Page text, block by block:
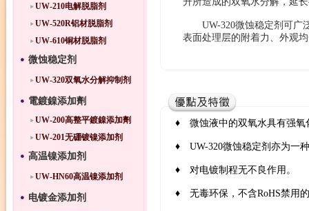
UW-210电解脱脂剂
UW-520R铝材脱脂剂
UW-610铜材脱脂剂
微蚀稳定剂
UW-320双氧水分解抑制剂
電鍍鎳添加劑
UW-200高整平鍍鎳添加劑
UW-201无硼镀镍添加剂
高温镍添加剂
UW-HN60高温镍添加剂
电镀金添加剂
UW-320微蚀稳定剂可广泛
表面处理层的附着力、外观
♦ 微蚀液中的双氧水具有强氧
♦ UW-320微蚀稳定剂亦为一
♦ 对电镀制程无不良作用。
♦ 无毒环保，不含RoHS禁用